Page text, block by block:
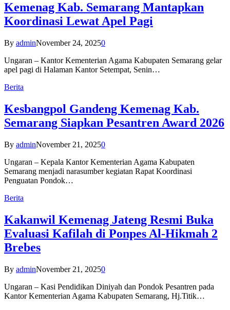
Kemenag Kab. Semarang Mantapkan
Koordinasi Lewat Apel Pagi
By adminNovember 24, 20250
Ungaran – Kantor Kementerian Agama Kabupaten Semarang gelar
apel pagi di Halaman Kantor Setempat, Senin…
Berita
Kesbangpol Gandeng Kemenag Kab.
Semarang Siapkan Pesantren Award 2026
By adminNovember 21, 20250
Ungaran – Kepala Kantor Kementerian Agama Kabupaten
Semarang menjadi narasumber kegiatan Rapat Koordinasi
Penguatan Pondok…
Berita
Kakanwil Kemenag Jateng Resmi Buka
Evaluasi Kafilah di Ponpes Al-Hikmah 2
Brebes
By adminNovember 21, 20250
Ungaran – Kasi Pendidikan Diniyah dan Pondok Pesantren pada
Kantor Kementerian Agama Kabupaten Semarang, Hj.Titik…